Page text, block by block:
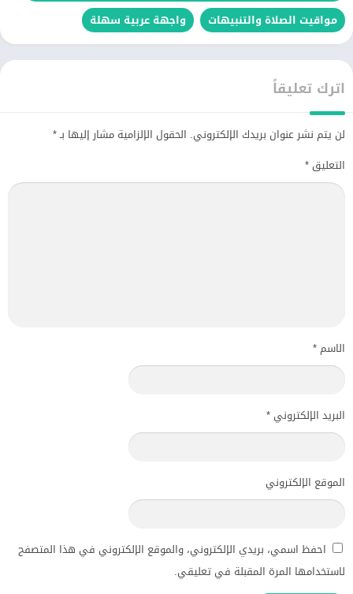
مواقيت الصلاة والتنبيهات
واجهة عربية سهلة
اترك تعليقاً
لن يتم نشر عنوان بريدك الإلكتروني. الحقول الإلزامية مشار إليها بـ*
التعليق *
الاسم*
البريد الإلكتروني *
الموقع الإلكتروني
احفظ اسمي، بريدي الإلكتروني، والموقع الإلكتروني في هذا المتصفح
لاستخدامها المرة المقبلة في تعليقي.